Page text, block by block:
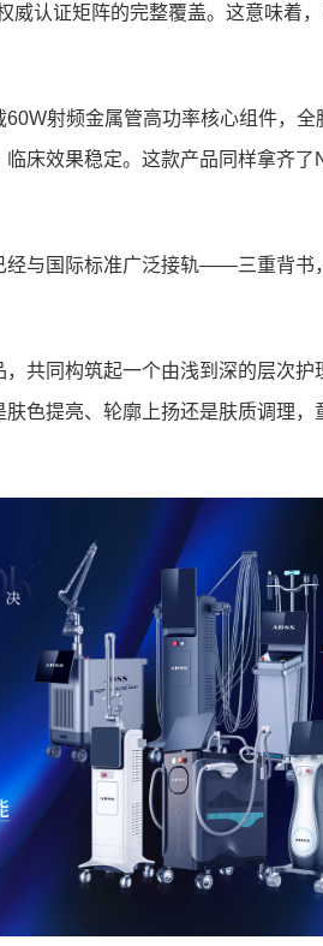
威认证矩阵的完整覆盖。这意味着
射频金属管高功率核心组件，全
床效果稳定。这款产品同样拿齐了
与国际标准广泛接轨——三重背书
共同构筑起一个由浅到深的层次护
色提亮、轮廓上扬还是肤质调理，